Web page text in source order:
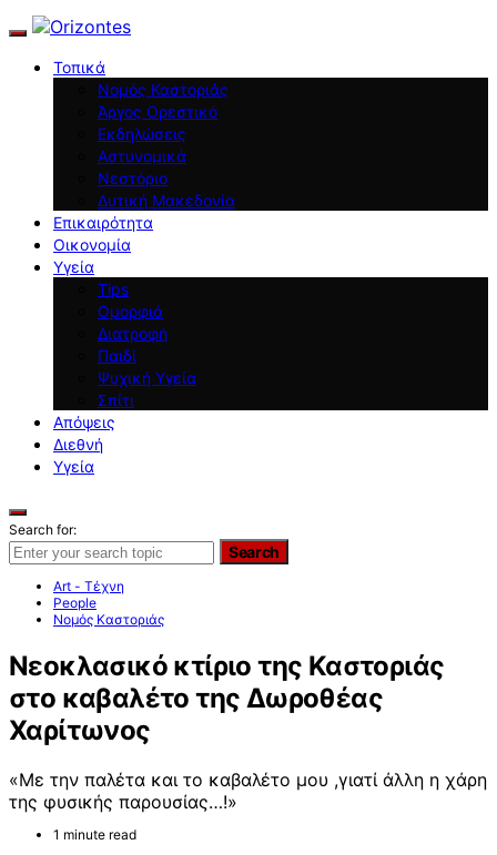
Τοπικά
Νομός Καστοριάς
Άργος Ορεστικό
Εκδηλώσεις
Αστυνομικά
Νεστόριο
Δυτική Μακεδονία
Επικαιρότητα
Οικονομία
Υγεία
Tips
Ομορφιά
Διατροφή
Παιδί
Ψυχική Υγεία
Σπίτι
Απόψεις
Διεθνή
Υγεία
Search for:
Search
Art - Τέχνη
People
Νομός Καστοριάς
Νεοκλασικό κτίριο της Καστοριάς
στο καβαλέτο της Δωροθέας
Χαρίτωνος
«Με την παλέτα και το καβαλέτο μου ,γιατί άλλη η χάρη
της φυσικής παρουσίας…!»
1 minute read